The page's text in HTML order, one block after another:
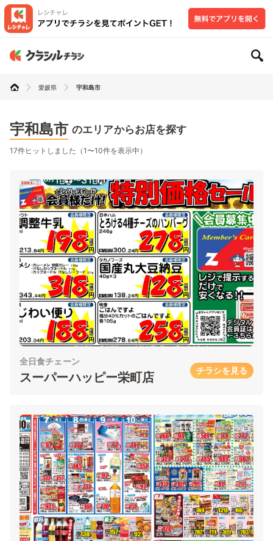
愛媛県 宇和島市
宇和島市 のエリアからお店を探す
17件ヒットしました（1〜10件を表示中）
全日食チェーン
スーパーハッピー栄町店 チラシを見る